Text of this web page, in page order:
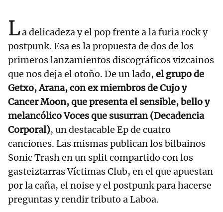
La delicadeza y el pop frente a la furia rock y
postpunk. Esa es la propuesta de dos de los
primeros lanzamientos discográficos vizcainos
que nos deja el otoño. De un lado, el grupo de
Getxo, Arana, con ex miembros de Cujo y
Cancer Moon, que presenta el sensible, bello y
melancólico Voces que susurran (Decadencia
Corporal), un destacable Ep de cuatro
canciones. Las mismas publican los bilbainos
Sonic Trash en un split compartido con los
gasteiztarras Víctimas Club, en el que apuestan
por la caña, el noise y el postpunk para hacerse
preguntas y rendir tributo a Laboa.